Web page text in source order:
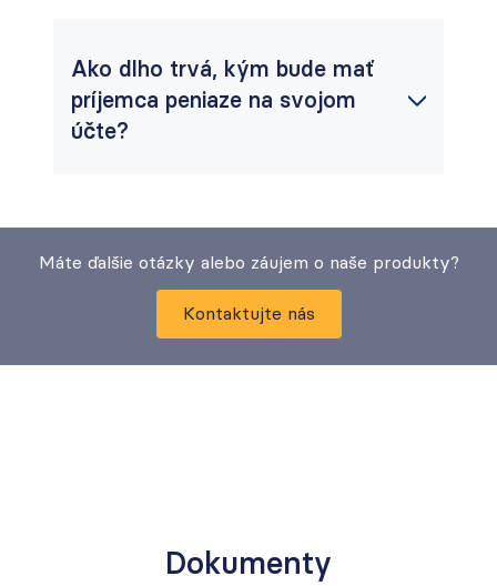
Ako dlho trvá, kým bude mať
príjemca peniaze na svojom
účte?
Máte ďalšie otázky alebo záujem o naše produkty?
Kontaktujte nás
Dokumenty